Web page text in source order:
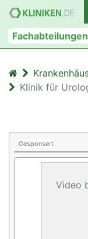
Fachabteilungen
Klinik für
Gesponsert
Video